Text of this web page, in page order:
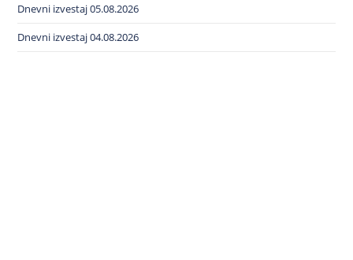
Dnevni izvestaj 05.08.2026
Dnevni izvestaj 04.08.2026